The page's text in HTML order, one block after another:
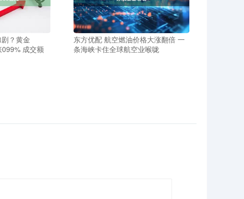
？黄金
成交额
东方优配 航空燃油价格大涨翻倍 一
条海峡卡住全球航空业喉咙